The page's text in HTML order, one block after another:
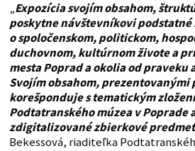
„Expozícia svojím obsahom,
poskytne návštevníkovi
o spoločenskom, politickom,
duchovnom, kultúrnom živote a
mesta Poprad a okolia od praveku
Svojím obsahom, prezentovanými
korešponduje s tematickým
Podtatranského múzea v Poprade
zdigitalizované zbierkové
Bekessová, riaditeľka